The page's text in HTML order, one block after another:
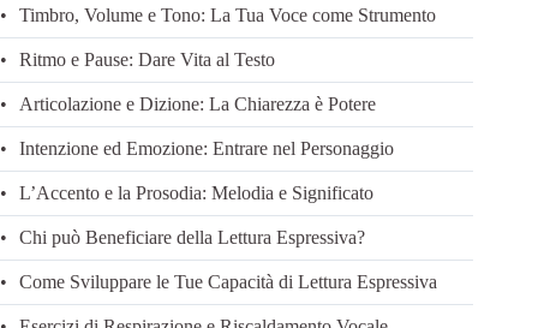
Timbro, Volume e Tono: La Tua Voce come Strumento
Ritmo e Pause: Dare Vita al Testo
Articolazione e Dizione: La Chiarezza è Potere
Intenzione ed Emozione: Entrare nel Personaggio
L’Accento e la Prosodia: Melodia e Significato
Chi può Beneficiare della Lettura Espressiva?
Come Sviluppare le Tue Capacità di Lettura Espressiva